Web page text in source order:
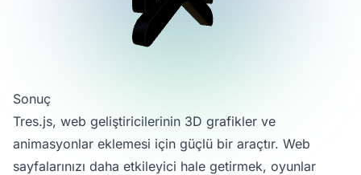
Sonuç
Tres.js, web geliştiricilerinin 3D grafikler ve
animasyonlar eklemesi için güçlü bir araçtır. Web
sayfalarınızı daha etkileyici hale getirmek, oyunlar